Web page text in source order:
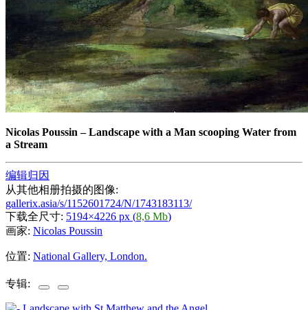
Nicolas Poussin –Landscape with a Man scooping Water from
a Stream
编辑归因
从其他相册拍摄的图像:
gallerix.asia/s/1152601724/N/1743183113/
下载全尺寸: 5194×4226 px (8,6 Mb)
画家: Nicolas Poussin
位置: National Gallery, London.
专辑: